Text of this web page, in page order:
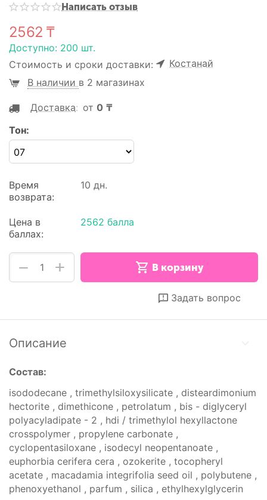
Написать отзыв
2562 ₸
Доступно: 200 шт.
Стоимость и сроки доставки:
Костанай
В наличии в 2 магазинах
Доставка: от 0 ₸
Тон:
Время
возврата:
10 дн.
Цена в
баллах:
2562 балла
+
− В корзину
Задать вопрос
Описание
Состав:
isododecane , trimethylsiloxysilicate , disteardimonium
hectorite , dimethicone , petrolatum , bis - diglyceryl
polyacyladipate - 2 , hdi / trimethylol hexyllactone
crosspolymer , propylene carbonate ,
cyclopentasiloxane , isodecyl neopentanoate ,
euphorbia cerifera cera , ozokerite , tocopheryl
acetate , macadamia integrifolia seed oil , polybutene ,
phenoxyethanol , parfum , silica , ethylhexylglycerin